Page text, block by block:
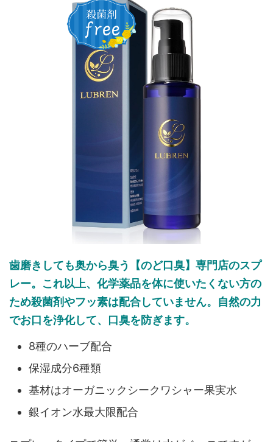
歯磨きしても奥から臭う【のど口臭】専門店のスプ
レー。これ以上、化学薬品を体に使いたくない方の
ため殺菌剤やフッ素は配合していません。自然の力
でお口を浄化して、口臭を防ぎます。
8種のハーブ配合
保湿成分6種類
基材はオーガニックシークワシャー果実水
銀イオン水最大限配合